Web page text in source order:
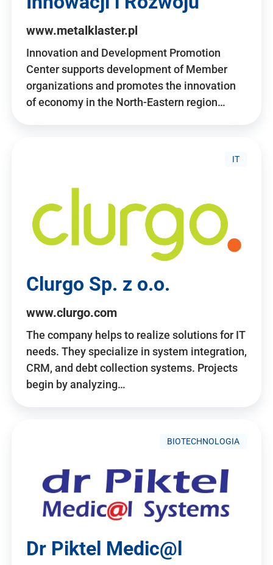
www.metalklaster.pl
Innovation and Development Promotion
Center supports development of Member
organizations and promotes the innovation
of economy in the North-Eastern region…
IT
Clurgo Sp. z o.o.
www.clurgo.com
The company helps to realize solutions for IT
needs. They specialize in system integration,
CRM, and debt collection systems. Projects
begin by analyzing…
BIOTECHNOLOGIA
Dr Piktel Medic@l